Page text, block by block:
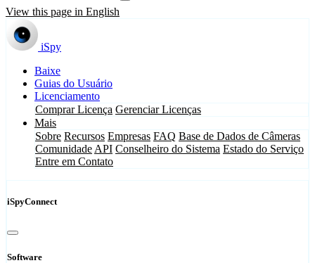
View this page in English
iSpy
Baixe
Guias do Usuário
Licenciamento
Comprar Licença Gerenciar Licenças
Mais
Sobre Recursos Empresas FAQ Base de Dados de Câmeras
Comunidade API Conselheiro do Sistema Estado do Serviço
Entre em Contato
iSpyConnect
Software